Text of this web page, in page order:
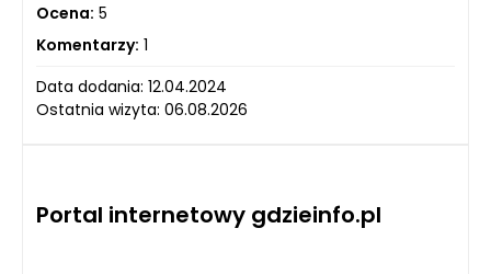
Ocena: 5
Komentarzy: 1
Data dodania: 12.04.2024
Ostatnia wizyta: 06.08.2026
Portal internetowy gdzieinfo.pl